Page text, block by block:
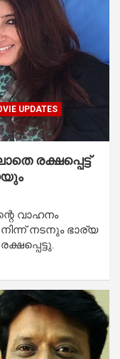
UPDATES
രക്ഷപ്പെട്ട്
വാഹനം
നടനും ഭാര്യ